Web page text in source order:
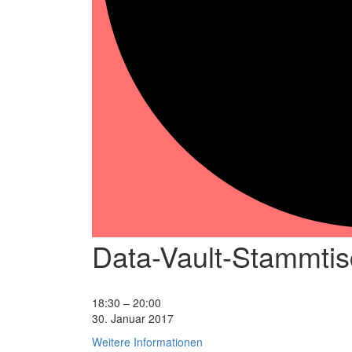
Data-Vault-
Data-
Vault-
18:30 – 20:00
30. Januar 2017
Weitere Informationen